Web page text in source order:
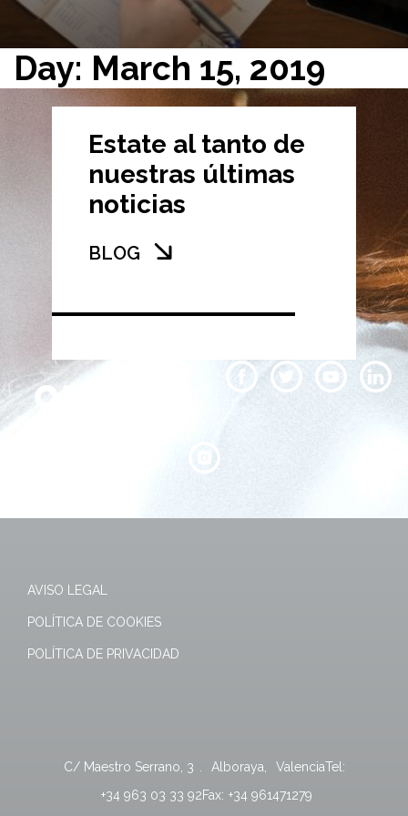
Day: March 15, 2019
Estate al tanto de
nuestras últimas
noticias
BLOG
AVISO LEGAL
POLÍTICA DE COOKIES
POLÍTICA DE PRIVACIDAD
C/ Maestro Serrano, 3 Alboraya ValenciaTel:
+34 963 03 33 92Fax: +34 961471279